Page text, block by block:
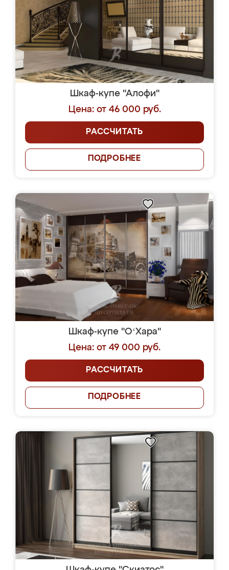
Шкаф-купе "Алофи"
Цена: от 46 000 руб.
РАССЧИТАТЬ
ПОДРОБНЕЕ
Шкаф-купе "OʻХара"
Цена: от 49 000 руб.
РАССЧИТАТЬ
ПОДРОБНЕЕ